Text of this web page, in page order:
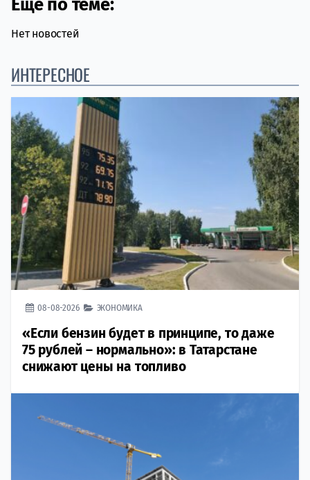
Еще по теме:
Нет новостей
ИНТЕРЕСНОЕ
08-08-2026 ЭКОНОМИКА
«Если бензин будет в принципе, то даже
75 рублей – нормально»: в Татарстане
снижают цены на топливо